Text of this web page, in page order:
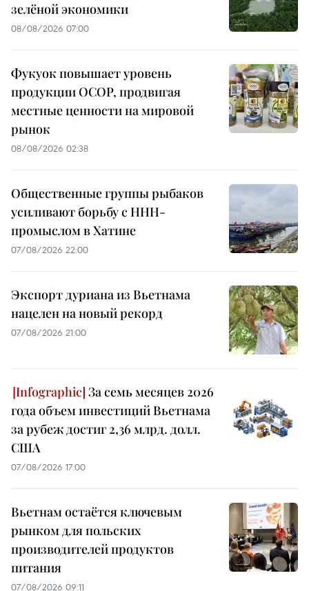
зелёной экономики
08/08/2026 07:00
Фукуок повышает уровень
продукции OCOP, продвигая
местные ценности на мировой
рынок
08/08/2026 02:38
Общественные группы рыбаков
усиливают борьбу с ННН-
промыслом в Хатине
07/08/2026 22:00
Экспорт дуриана из Вьетнама
нацелен на новый рекорд
07/08/2026 21:00
За семь месяцев 2026
года объем инвестиций Вьетнама
за рубеж достиг 2,36 млрд. долл.
США
07/08/2026 17:00
Вьетнам остаётся ключевым
рынком для польских
производителей продуктов
питания
07/08/2026 09:11